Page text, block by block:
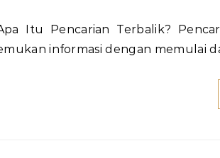
informasi dengan memulai